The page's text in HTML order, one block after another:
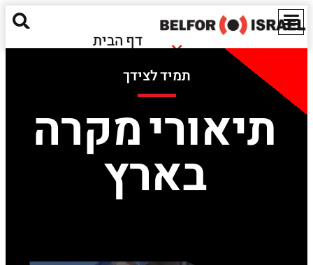
דף הבית
אודותינו
מאגר מידע
ישראל
EN
יצירת קשר
נזקי שריפה
נזקי הצפה
חומרים מסוכנים
נזקים אקולוגיים
תמיד לצידך
תיאורי מקרה
בארץ